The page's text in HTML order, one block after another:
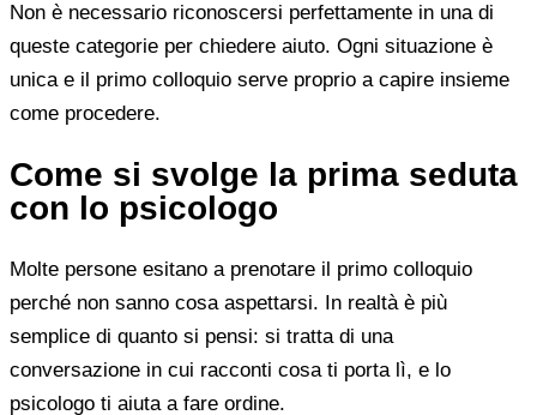
Non è necessario riconoscersi perfettamente in una di
queste categorie per chiedere aiuto. Ogni situazione è
unica e il primo colloquio serve proprio a capire insieme
come procedere.
Come si svolge la prima seduta
con lo psicologo
Molte persone esitano a prenotare il primo colloquio
perché non sanno cosa aspettarsi. In realtà è più
semplice di quanto si pensi: si tratta di una
conversazione in cui racconti cosa ti porta lì, e lo
psicologo ti aiuta a fare ordine.